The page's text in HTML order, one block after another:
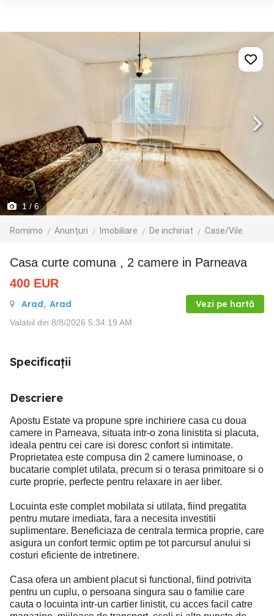
1/ 6
Romimo Anunțuri Imobiliare De inchiriat Case/Vile
Casa curte comuna , 2 camere in Parneava
400 EUR
Arad, Arad Vezi pe hartă
Valabil din 8/8/2026 5:34:19 AM
Specificații
Descriere
Apostu Estate va propune spre inchiriere casa cu doua
camere in Parneava, situata intr-o zona linistita si placuta,
ideala pentru cei care isi doresc confort si intimitate.
Proprietatea este compusa din 2 camere luminoase, o
bucatarie complet utilata, precum si o terasa primitoare si o
curte proprie, perfecte pentru relaxare in aer liber.
Locuinta este complet mobilata si utilata, fiind pregatita
pentru mutare imediata, fara a necesita investitii
suplimentare. Beneficiaza de centrala termica proprie, care
asigura un confort termic optim pe tot parcursul anului si
costuri eficiente de intretinere.
Casa ofera un ambient placut si functional, fiind potrivita
pentru un cuplu, o persoana singura sau o familie care
cauta o locuinta intr-un cartier linistit, cu acces facil catre